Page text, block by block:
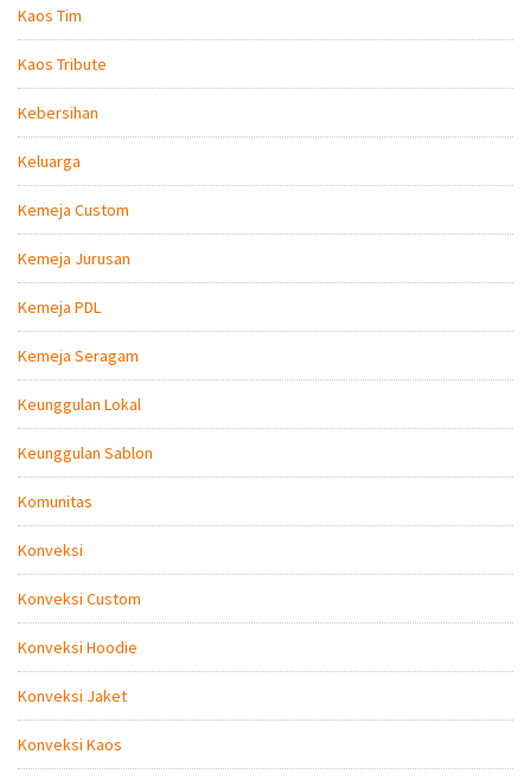
Kaos Tim
Kaos Tribute
Kebersihan
Keluarga
Kemeja Custom
Kemeja Jurusan
Kemeja PDL
Kemeja Seragam
Keunggulan Lokal
Keunggulan Sablon
Komunitas
Konveksi
Konveksi Custom
Konveksi Hoodie
Konveksi Jaket
Konveksi Kaos